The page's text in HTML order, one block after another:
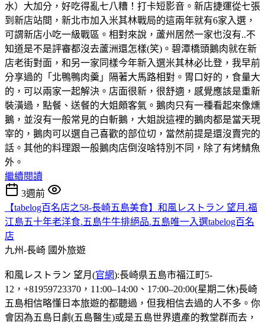
水）大加分，好吃得亂七八糟！打卡短影音。新店捷運從七張
到新店站間，新北市加入米其林戰局的這兩年就有6家入選，
可謂新店小吃一級戰區。相對來說，蘆州居然一家也沒有..不
知道是不是評審都沒去蘆洲還怎樣(笑)。碧潭橋頭鵝肉就在新
店老街對面，和另一家同樣今年新入選米其林必比登，我早前
分享過的「北鴨鴨肉羹」隔著大馬路相對。胃口好的，食量大
的，可以兩家一起解決。店面很新，很舒適，感覺應該是重新
裝潢過，點餐、送餐的大姐頗客氣。鵝肉只有一種看起來像燻
鵝，並沒有一般常見的白斬鵝，大姐說這裡的鵝肉都是當天現
宰的，鵝肉可以選自己喜歡的部位切，當然前提是還沒賣完的
話。其他的料理跟一般鵝肉店倒沒啥特別不同，除了有烤鯖魚
外。
繼續閱讀
3週前
【tabelog百名店之58-長崎五島美食】和風レストラン 望月.福
江島五十年老洋食.五島牛牛排絕品.五島唯一入選tabelog百名
店
九州-長崎 國外旅遊
和風レストラン 望月(官網):長崎県五島市福江町5-
12，+81959723370，11:00–14:00、17:00–20:00(星期二休)長崎
五島相信略懂日本旅遊的都聽過，但我相信去過的人不多。你
會因為五島日劇(五島醫生)或是五島世界遺產的教堂群而去，